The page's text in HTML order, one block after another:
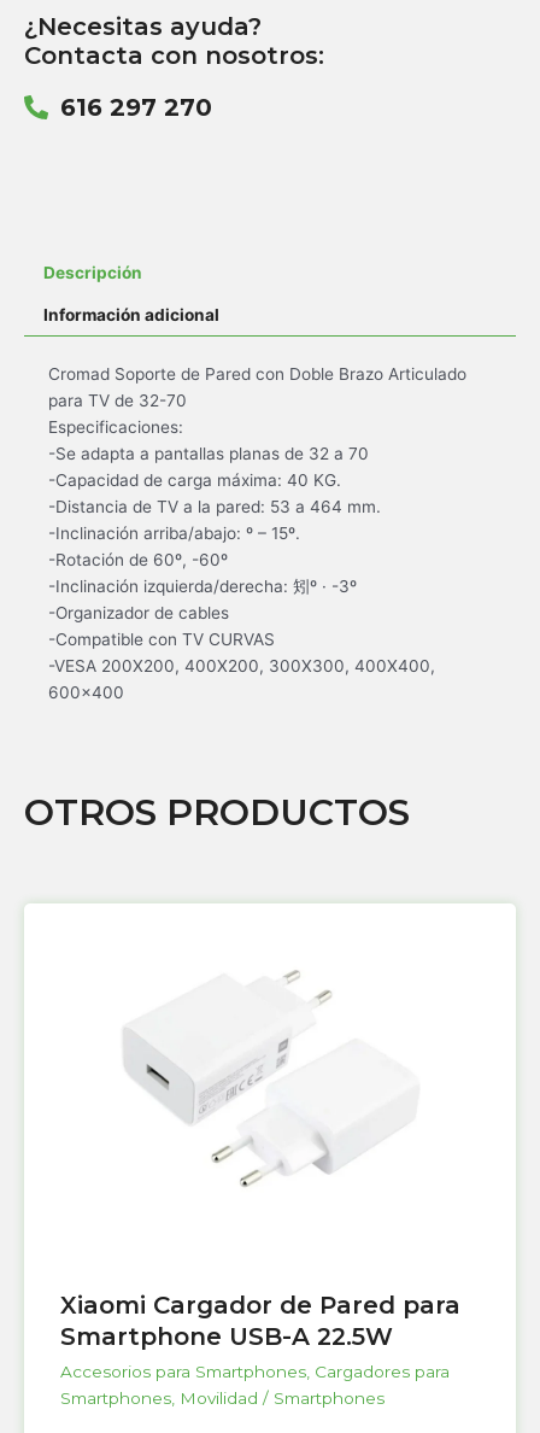
¿Necesitas ayuda?
Contacta con nosotros:
616 297 270
Descripción
Información adicional
Cromad Soporte de Pared con Doble Brazo Articulado
para TV de 32-70
Especificaciones:
-Se adapta a pantallas planas de 32 a 70
-Capacidad de carga máxima: 40 KG.
-Distancia de TV a la pared: 53 a 464 mm.
-Inclinación arriba/abajo: º – 15º.
-Rotación de 60º, -60º
-Inclinación izquierda/derecha: 矧º · -3º
-Organizador de cables
-Compatible con TV CURVAS
-VESA 200X200, 400X200, 300X300, 400X400,
600×400
OTROS PRODUCTOS
Xiaomi Cargador de Pared para
Smartphone USB-A 22.5W
Accesorios para Smartphones, Cargadores para
Smartphones, Movilidad / Smartphones